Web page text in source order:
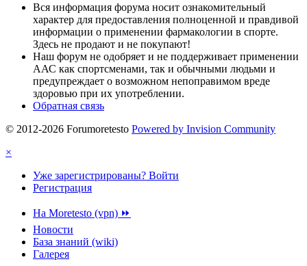
Вся информация форума носит ознакомительный
характер для предоставления полноценной и правдивой
информации о применении фармакологии в спорте.
Здесь не продают и не покупают!
Наш форум не одобряет и не поддерживает применении
ААС как спортсменами, так и обычными людьми и
предупреждает о возможном непоправимом вреде
здоровью при их употреблении.
Обратная связь
© 2012-2026 Forumoretesto Powered by Invision Community
×
Уже зарегистрированы? Войти
Регистрация
На Moretesto (vpn) ⏩
Новости
База знаний (wiki)
Галерея